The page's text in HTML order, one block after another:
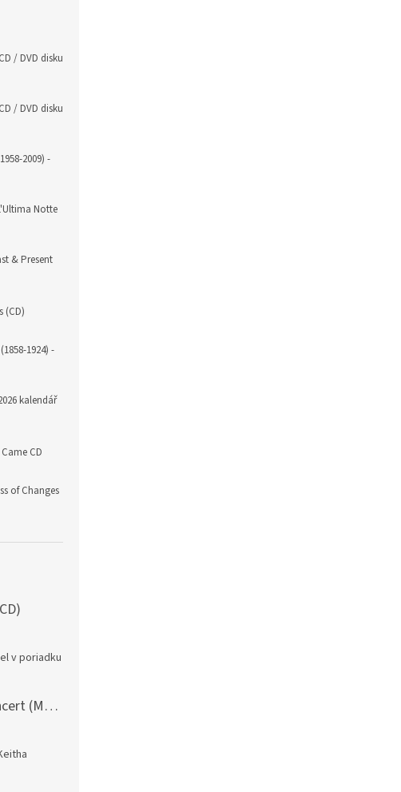
/ DVD disku
/ DVD disku
2009) -
Notte
& Present
(CD)
1924) -
kalendář
CD
of Changes
v poriadku
Keith Jarrett - Koln Concert (Music CD)